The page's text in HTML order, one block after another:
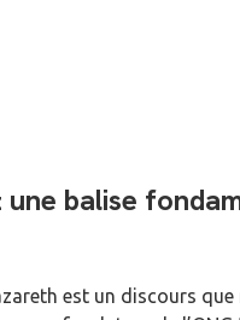
balise
est un discours